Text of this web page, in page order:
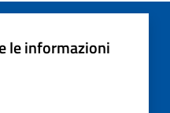
le informazioni